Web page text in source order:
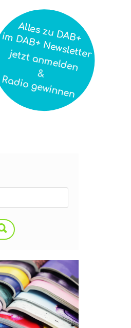
Alles zu DAB+
im DAB+ Newsletter
jetzt anmelden
&
Radio gewinnen